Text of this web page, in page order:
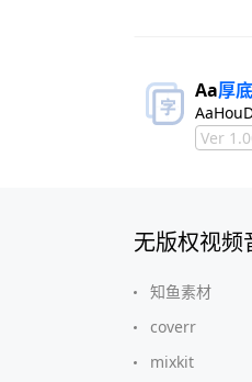
Aa厚底
Ver
无版权视频
知鱼素材
coverr
mixkit